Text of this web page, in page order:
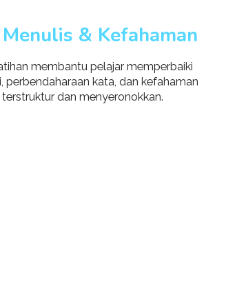
& Kefahaman
membantu pelajar memperbaiki
perbendaharaan kata, dan kefahaman
dan menyeronokkan.